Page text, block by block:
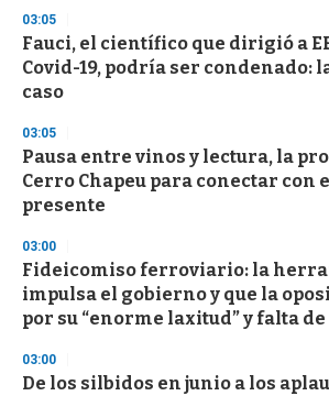
3
s
e
c
o
d
s
03:05
Fauci, el científico que dirigió a
Covid-19, podría ser condenado:
caso
03:05
Pausa entre vinos y lectura, la
Cerro Chapeu para conectar con
presente
03:00
Fideicomiso ferroviario: la
impulsa el gobierno y que la
por su “enorme laxitud” y falta
03:00
De los silbidos en junio a los